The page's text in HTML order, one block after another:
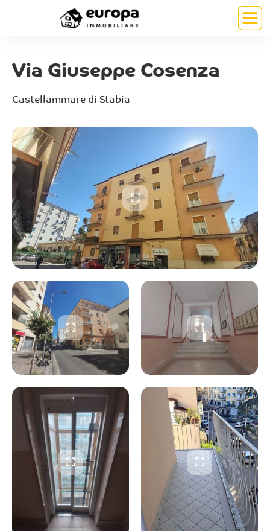
Via Giuseppe Cosenza
Castellammare di Stabia